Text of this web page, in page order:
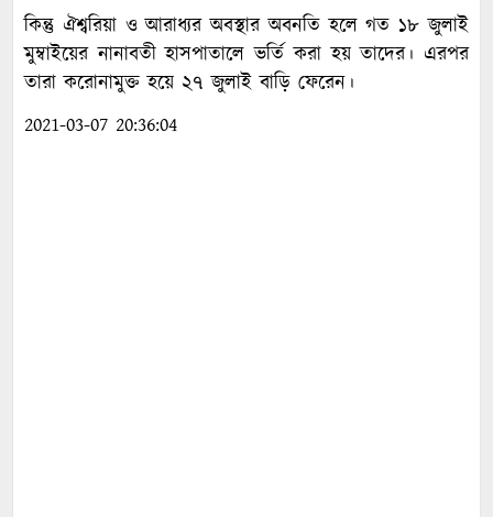
কিন্তু ঐশ্বরিয়া ও আরাধ্যর অবস্থার অবনতি হলে গত ১৮ জুলাই
মুম্বাইয়ের নানাবতী হাসপাতালে ভর্তি করা হয় তাদের। এরপর
তারা করোনামুক্ত হয়ে ২৭ জুলাই বাড়ি ফেরেন।
2021-03-07 20:36:04